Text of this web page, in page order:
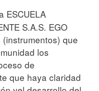
ESCUELA
S.A.S. EGO
que
los
de
que haya claridad